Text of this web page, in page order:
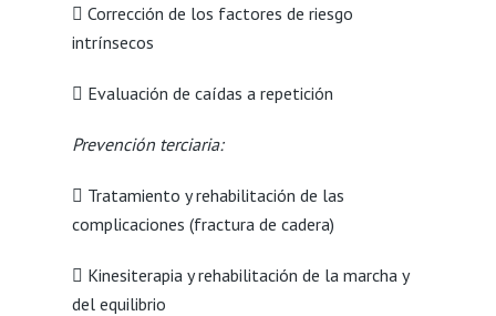
 Corrección de los factores de riesgo
intrínsecos
 Evaluación de caídas a repetición
Prevención terciaria:
 Tratamiento y rehabilitación de las
complicaciones (fractura de cadera)
 Kinesiterapia y rehabilitación de la marcha y
del equilibrio